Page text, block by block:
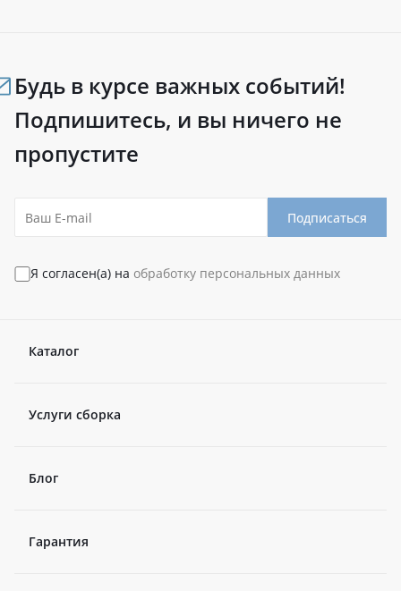
Будь в курсе важных событий!
Подпишитесь, и вы ничего не
пропустите
Подписаться
Я согласен(а) на обработку персональных данных
Каталог
Услуги сборка
Блог
Гарантия